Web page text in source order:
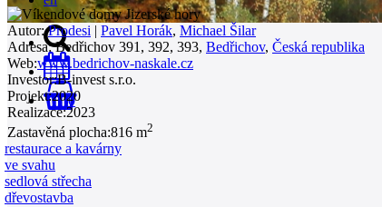
0
Autor: Prodesi | Pavel Horák, Michael Šilar
Adresa:Bedřichov 391, 392, 393, Bedřichov, Česká republika
Web:www.bedrichov-naskale.cz
Investor:B-invest s.r.o.
Projekt:2020
Realizace:2023
Zastavěná plocha:816 m2
restaurace a kavárny
ve svahu
sedlová střecha
dřevostavba